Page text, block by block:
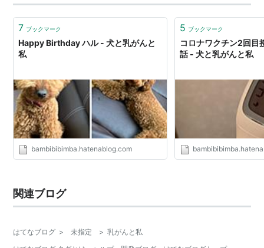
7 ブックマーク
Happy Birthday ハル - 犬と乳がんと
私
bambibibimba.hatenablog.com
5 ブックマーク
コロナワクチン2回目
話 - 犬と乳がんと私
関連ブログ
はてなブログ > 未指定 > 乳がんと私